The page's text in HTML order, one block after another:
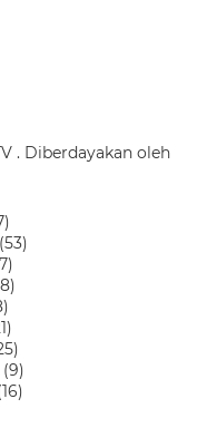
. Diberdayakan oleh
(53)
(9)